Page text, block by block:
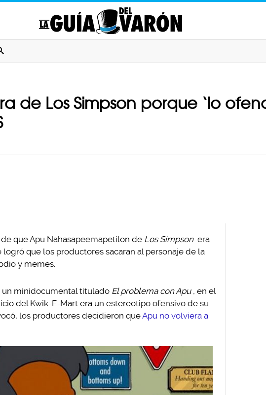
de Los Simpson porque ‘lo
que Apu Nahasapeemapetilon de Los Simpson era
que los productores sacaran al personaje de la
y memes.
un minidocumental titulado El problema con Apu , en el
del Kwik-E-Mart era un estereotipo ofensivo de su
los productores decidieron queApu no volviera a